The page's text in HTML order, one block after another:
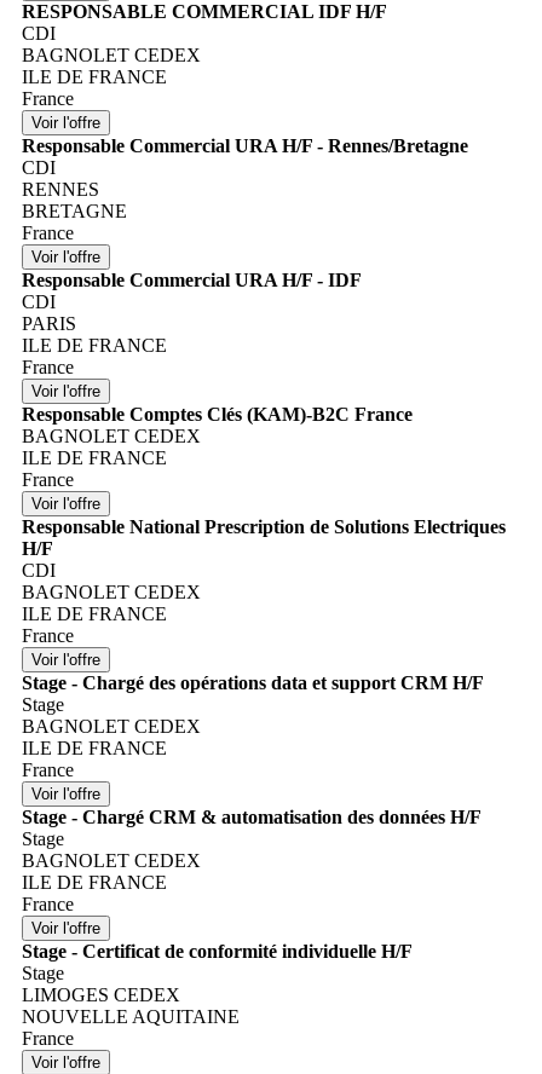
RESPONSABLE COMMERCIAL IDF H/F
CDI
BAGNOLET CEDEX
ILE DE FRANCE
France
Responsable Commercial URA H/F - Rennes/Bretagne
CDI
RENNES
BRETAGNE
France
Responsable Commercial URA H/F - IDF
CDI
PARIS
ILE DE FRANCE
France
Responsable Comptes Clés (KAM)-B2C France
BAGNOLET CEDEX
ILE DE FRANCE
France
Responsable National Prescription de Solutions Electriques
H/F
CDI
BAGNOLET CEDEX
ILE DE FRANCE
France
Stage - Chargé des opérations data et support CRM H/F
Stage
BAGNOLET CEDEX
ILE DE FRANCE
France
Stage - Chargé CRM & automatisation des données H/F
Stage
BAGNOLET CEDEX
ILE DE FRANCE
France
Stage - Certificat de conformité individuelle H/F
Stage
LIMOGES CEDEX
NOUVELLE AQUITAINE
France